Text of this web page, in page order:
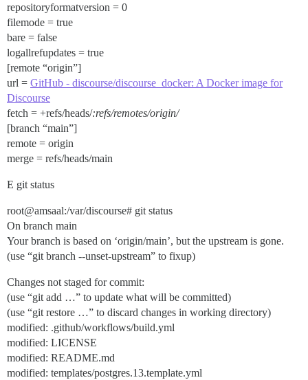
repositoryformatversion = 0
filemode = true
bare = false
logallrefupdates = true
[remote “origin”]
url = GitHub - discourse/discourse_docker: A Docker image for
Discourse
fetch = +refs/heads/:refs/remotes/origin/
[branch “main”]
remote = origin
merge = refs/heads/main
E git status
root@amsaal:/var/discourse# git status
On branch main
Your branch is based on ‘origin/main’, but the upstream is gone.
(use “git branch --unset-upstream” to fixup)
Changes not staged for commit:
(use “git add …” to update what will be committed)
(use “git restore …” to discard changes in working directory)
modified: .github/workflows/build.yml
modified: LICENSE
modified: README.md
modified: templates/postgres.13.template.yml